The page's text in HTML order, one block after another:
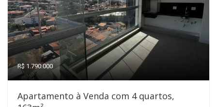
R$ 1.790.000
Apartamento à Venda com 4 quartos,